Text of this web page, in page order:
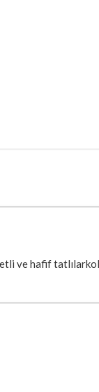
ve hafif tatlılar